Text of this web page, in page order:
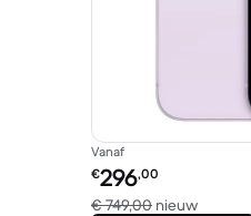
Vanaf
Refurbished prijs:
€296,00
€ 749,00 nieuw